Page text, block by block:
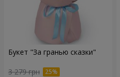
Букет "За гранью сказки"
3 279 грн